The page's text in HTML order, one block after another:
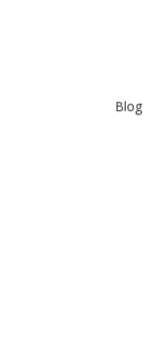
Blog